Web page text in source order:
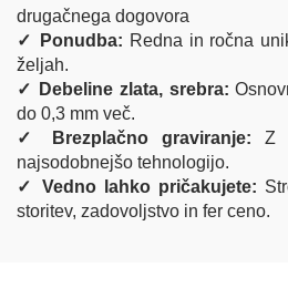
drugačnega dogovora
✓ Ponudba: Redna in ročna
željah.
✓ Debeline zlata, srebra:
do 0,3 mm več.
✓ Brezplačno graviranje: Z
najsodobnejšo tehnologijo.
✓ Vedno lahko pričakujete:
storitev, zadovoljstvo in fer ceno.